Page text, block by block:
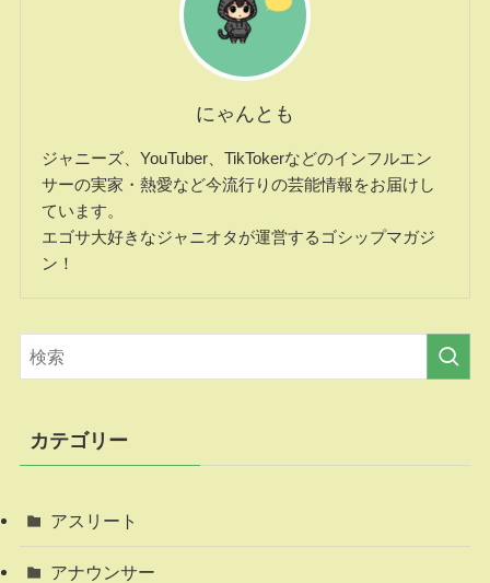
にゃんとも
ジャニーズ、YouTuber、TikTokerなどのインフルエン
サーの実家・熱愛など今流行りの芸能情報をお届けし
ています。
エゴサ大好きなジャニオタが運営するゴシップマガジ
ン！
カテゴリー
アスリート
アナウンサー